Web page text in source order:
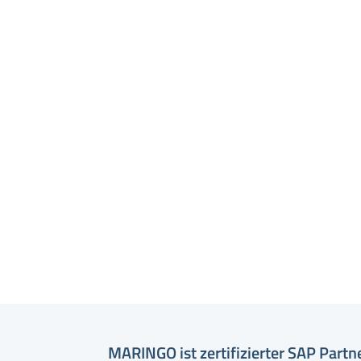
MARINGO ist zertifizierter SAP